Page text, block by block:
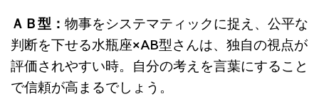
ＡＢ型： 物事をシステマティックに捉え、公平な
判断を下せる水瓶座×AB型さんは、 独自の視点が
評価されやすい時。自分の考えを言葉にすること
で信頼が高まるでしょう。